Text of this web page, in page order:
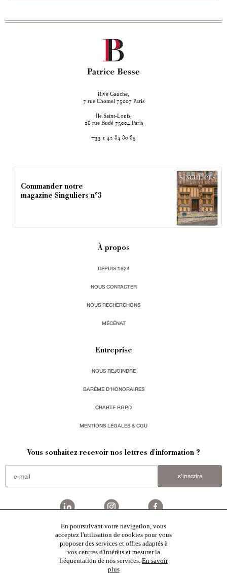
Rive Gauche,
7 rue Chomel 75007 Paris
Ile Saint-Louis,
18 rue Budé 75004 Paris
+33 1 42 84 80 85
Commander notre
magazine Singuliers n°3
À propos
DEPUIS 1924
NOUS CONTACTER
NOUS RECHERCHONS
MÉCÉNAT
Entreprise
NOUS REJOINDRE
BARÈME D'HONORAIRES
CHARTE RGPD
MENTIONS LÉGALES & CGU
Vous souhaitez recevoir nos lettres d'information ?
s'inscrire
Patrice Besse est une agence immobilière basée à Paris, ayant créé un réseau national spécialisé
dans la vente de bâtiments de caractère:
demeures & maisons
appartements,Architecture du 20ème S.,monuments historiques
mas & corps de ferme,maisons de village,chalets
forêts et terres agricoles,biens avec vue sur mer,patrimoine industriel
par chacun de nos responsables régionaux enrichissent régulièrement nos offres.
En poursuivant votre navigation, vous
acceptez l'utilisation de cookies pour vous
proposer des services et offres adaptés à
vos centres d'intérêts et mesurer la
fréquentation de nos services. En savoir
plus